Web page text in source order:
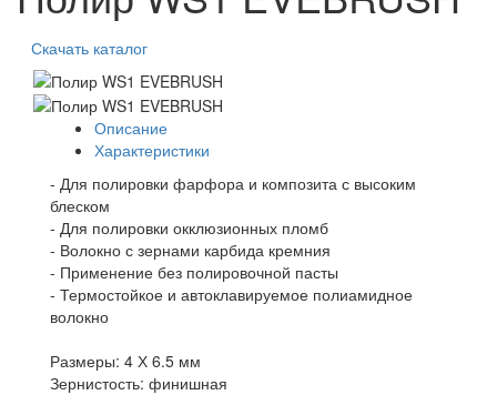
Скачать каталог
Описание
Характеристики
- Для полировки фарфора и композита с высоким
блеском
- Для полировки окклюзионных пломб
- Волокно с зернами карбида кремния
- Применение без полировочной пасты
- Термостойкое и автоклавируемое полиамидное
волокно
Размеры: 4 Х 6.5 мм
Зернистость: финишная